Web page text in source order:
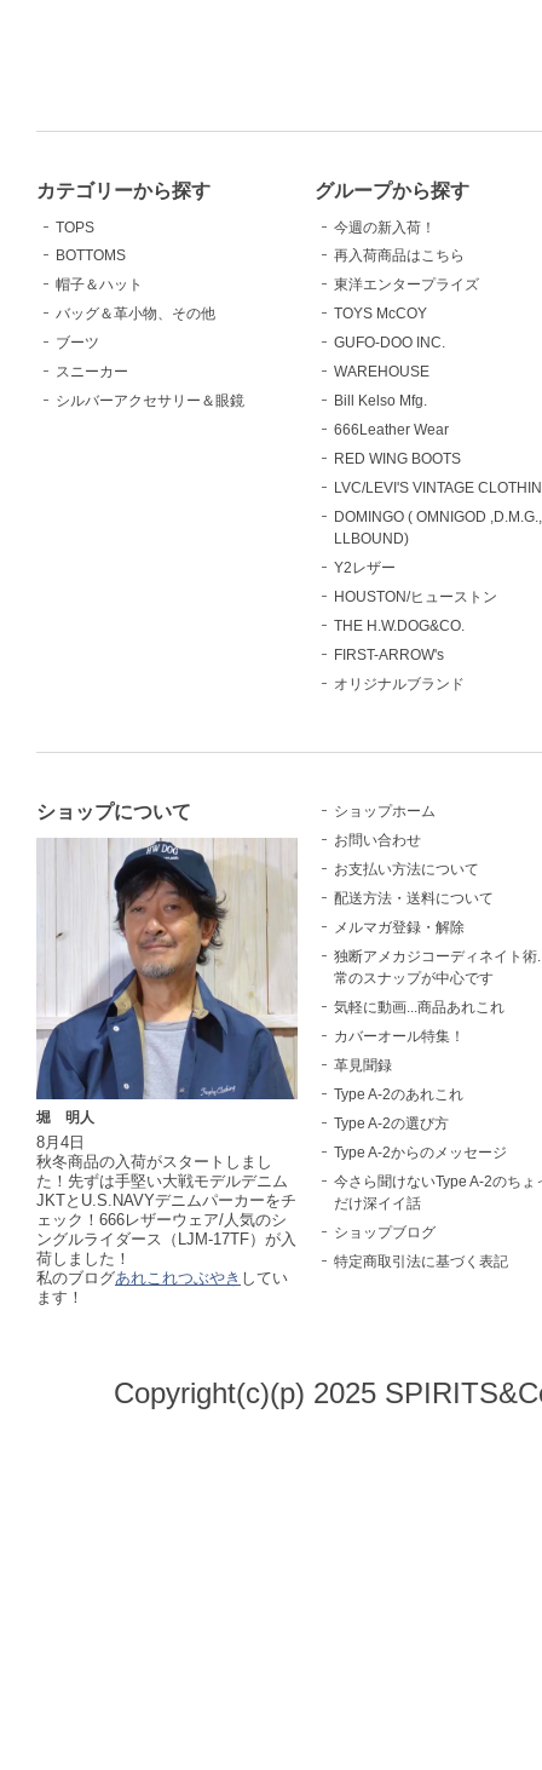
カテゴリーから探す
TOPS
BOTTOMS
帽子＆ハット
バッグ＆革小物、その他
ブーツ
スニーカー
シルバーアクセサリー＆眼鏡
グループから探す
今週の新入荷！
再入荷商品はこちら
東洋エンタープライズ
TOYS McCOY
GUFO-DOO INC.
WAREHOUSE
Bill Kelso Mfg.
666Leather Wear
RED WING BOOTS
LVC/LEVI'S VINTAGE
DOMINGO ( OMNIGOD
LLBOUND)
Y2レザー
HOUSTON/ヒューストン
THE H.W.DOG&CO.
FIRST-ARROW's
オリジナルブランド
ショップについて
堀 明人
8月4日
秋冬商品の入荷がスタートしまし
た！先ずは手堅い大戦モデルデニム
JKTとU.S.NAVYデニムパーカーをチ
ェック！666レザーウェア/人気のシ
ングルライダース（LJM-17TF）が入
荷しました！
私のブログあれこれつぶやき してい
ます！
ショップホーム
お問い合わせ
お支払い方法について
配送方法・送料について
メルマガ登録・解除
独断アメカジコーディネイト術
常のスナップが中心です
気軽に動画...商品あれこれ
カバーオール特集！
革見聞録
Type A-2のあれこれ
Type A-2の選び方
Type A-2からのメッセージ
今さら聞けないType A-2のちょ
だけ深イイ話
ショップブログ
特定商取引法に基づく表記
Copyright(c)(p) 2025